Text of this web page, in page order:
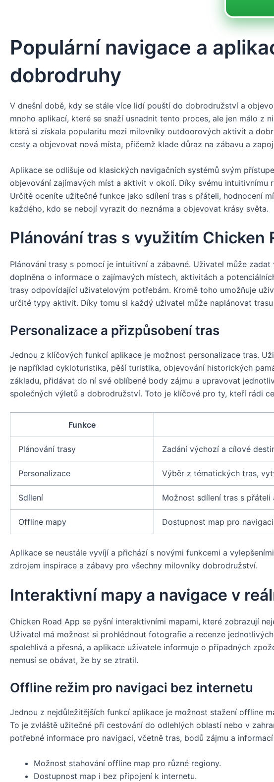
Populární navigace a
dobrodruhy
V dnešní době, kdy se stále více lidí pouští do dobrodružství a
mnoho aplikací, které se snaží usnadnit tento proces, ale jen málo z
která si získala popularitu mezi milovníky outdoorových aktivit a
cesty a objevovat nová místa, přičemž klade důraz na zábavu a
Aplikace se odlišuje od klasických navigačních systémů svým
objevování zajímavých míst a aktivit v okolí. Díky svému
Určitě oceníte užitečné funkce jako sdílení tras s přáteli, hodnocení
každého, kdo se nebojí vyrazit do neznáma a objevovat krásy světa.
Plánování tras s využitím Chicken
Plánování trasy s pomocí je intuitivní a zábavné. Uživatel může
doplněna o informace o zajímavých místech, aktivitách a
trasy odpovídající uživatelovým potřebám. Kromě toho umožňuje
určité typy aktivit. Díky tomu si každý uživatel může naplánovat
Personalizace a přizpůsobení tras
Jednou z klíčových funkcí aplikace je možnost personalizace tras.
je například cykloturistika, pěší turistika, objevování historických
základu, přidávat do ní své oblíbené body zájmu a upravovat
společných výletů a dobrodružství. Toto je klíčové pro ty, kteří rádi
Funkce
Plánování trasy Zadání výchozí a cílové
Personalizace Výběr z tématických tras,
Sdílení Možnost sdílení tras s přáteli
Offline mapy Dostupnost map pro
Aplikace se neustále vyvíjí a přichází s novými funkcemi a
zdrojem inspirace a zábavy pro všechny milovníky dobrodružství.
Interaktivní mapy a navigace v
Chicken Road App se pyšní interaktivními mapami, které zobrazují
Uživatel má možnost si prohlédnout fotografie a recenze
spolehlivá a přesná, a aplikace uživatele informuje o případných
nemusí se obávat, že by se ztratil.
Offline režim pro navigaci bez internetu
Jednou z nejdůležitějších funkcí aplikace je možnost stažení offline
To je zvláště užitečné při cestování do odlehlých oblastí nebo v
potřebné informace pro navigaci, včetně tras, bodů zájmu a
Možnost stahování offline map pro různé regiony.
Dostupnost map i bez připojení k internetu.